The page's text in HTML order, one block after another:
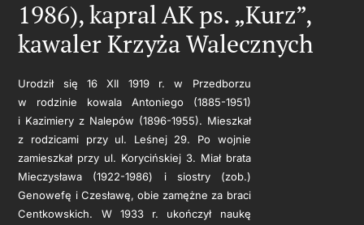
1986), kapral AK ps. „Kurz”,
kawaler Krzyża Walecznych
Urodził się 16 XII 1919 r. w Przedborzu
w rodzinie kowala Antoniego (1885-1951)
i Kazimiery z Nalepów (1896-1955). Mieszkał
z rodzicami przy ul. Leśnej 29. Po wojnie
zamieszkał przy ul. Korycińskiej 3. Miał brata
Mieczysława (1922-1986) i siostry (zob.)
Genowefę i Czesławę, obie zamężne za braci
Centkowskich. W 1933 r. ukończył naukę